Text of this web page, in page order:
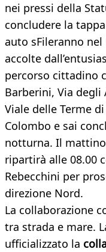
nei pressi della
concludere la
auto sFileranno
accolte
percorso cittadino
Barberini, Via degli
Viale delle Terme
Colombo e sai
notturna. Il
ripartirà alle 08.00
Rebecchini per
direzione Nord.
La collaborazione
tra strada e mare.
ufficializzato la